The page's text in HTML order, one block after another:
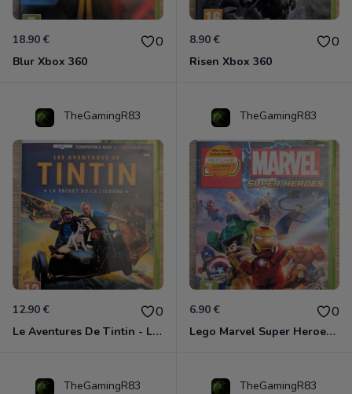
18.90 € 0
Blur Xbox 360
8.90 € 0
Risen Xbox 360
TheGamingR83
12.90 € 0
Le Aventures De Tintin - Le Secret De La Licorne Xbox 360
TheGamingR83
6.90 € 0
Lego Marvel Super Heroes Xbox 360
TheGamingR83 TheGamingR83